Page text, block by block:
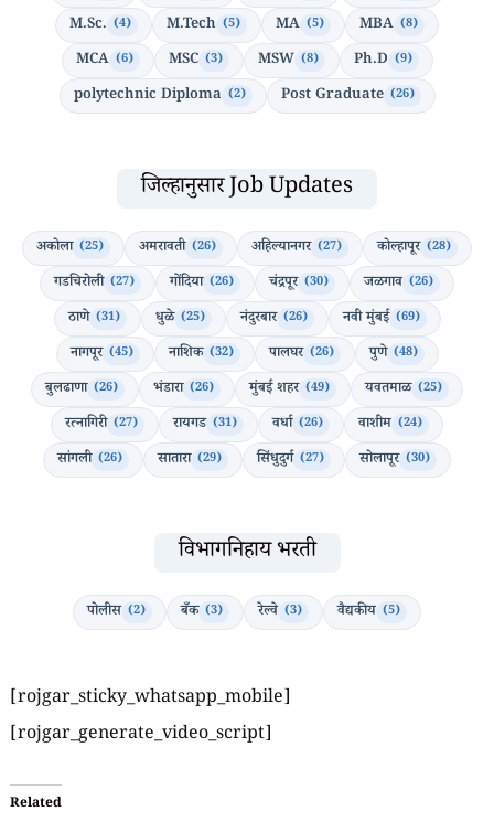
M.Sc. (4) M.Tech (5) MA (5) MBA (8)
MCA (6) MSC (3) MSW (8) Ph.D (9)
polytechnic Diploma (2) Post Graduate (26)
जिल्हानुसार Job Updates
अकोला (25) अमरावती (26) अहिल्यानगर (27) कोल्हापूर (28)
गडचिरोली (27) गोंदिया (26) चंद्रपूर (30) जळगाव (26)
ठाणे (31) धुळे (25) नंदुरबार (26) नवी मुंबई (69)
नागपूर (45) नाशिक (32) पालघर (26) पुणे (48)
बुलढाणा (26) भंडारा (26) मुंबई शहर (49) यवतमाळ (25)
रत्नागिरी (27) रायगड (31) वर्धा (26) वाशीम (24)
सांगली (26) सातारा (29) सिंधुदुर्ग (27) सोलापूर (30)
विभागनिहाय भरती
पोलीस (2) बँक (3) रेल्वे (3) वैद्यकीय (5)
[rojgar_sticky_whatsapp_mobile]
[rojgar_generate_video_script]
Related